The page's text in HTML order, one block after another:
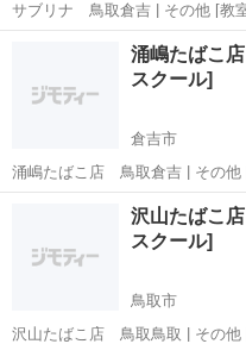
サブリナ 鳥取倉吉 | その他 [教室・スクール] 住
灘町４３ 電話番号：0858-23-3322 この投稿は倉吉のその他の教育、ス
クー
倉吉市 その他
涌嶋たばこ
スクール]
倉吉市
涌嶋たばこ店 鳥取倉吉 | その他 [教室・スク
市伊木１７９ 電話番号：0858-26-4533 この投稿は倉吉のその他の教
育、スクール等の教室の情報です。 この投稿は投稿日時点の
す。...
倉吉市 その他
沢山たばこ
スクール]
鳥取市
沢山たばこ店 鳥取鳥取 | その他 [教室・スク